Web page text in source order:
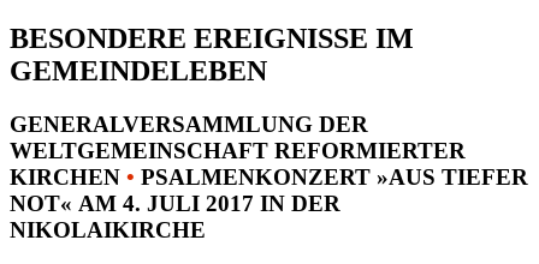
BESONDERE EREIGNISSE IM
GEMEINDELEBEN
GENERALVERSAMMLUNG DER
WELTGEMEINSCHAFT REFORMIERTER
KIRCHEN • PSALMENKONZERT »AUS TIEFER
NOT« AM 4. JULI 2017 IN DER
NIKOLAIKIRCHE